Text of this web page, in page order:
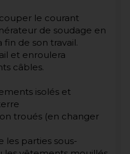
le courant
de soudage en
de son travail.
et enroulera
câbles.
isolés et
troués (en changer
les parties sous-